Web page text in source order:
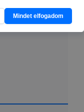
körű
Mindet elfogadom